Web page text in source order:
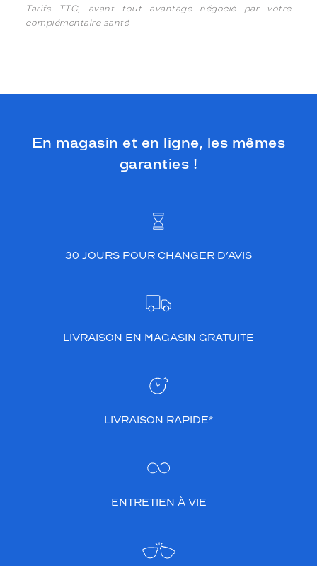
Tarifs TTC, avant tout avantage négocié par votre
complémentaire santé
En magasin et en ligne, les mêmes
garanties !
30 JOURS POUR CHANGER D’AVIS
LIVRAISON EN MAGASIN GRATUITE
LIVRAISON RAPIDE*
ENTRETIEN À VIE